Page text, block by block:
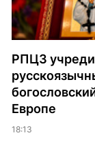
РПЦЗ
Европе
18:13